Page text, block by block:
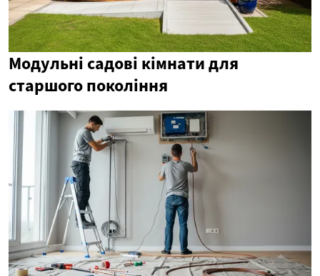
Модульні садові кімнати для
старшого покоління